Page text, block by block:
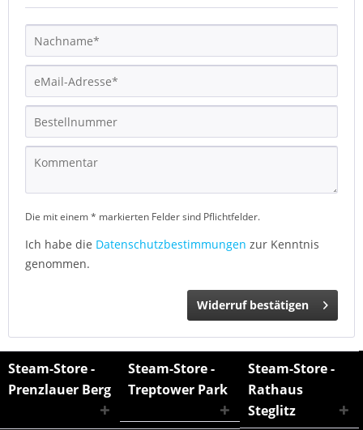
Die mit einem * markierten Felder sind Pflichtfelder.
Ich habe die Datenschutzbestimmungen zur Kenntnis
genommen.
Widerruf bestätigen
Steam-Store -
Prenzlauer Berg
Steam-Store -
Treptower Park
Steam-Store -
Rathaus
Steglitz